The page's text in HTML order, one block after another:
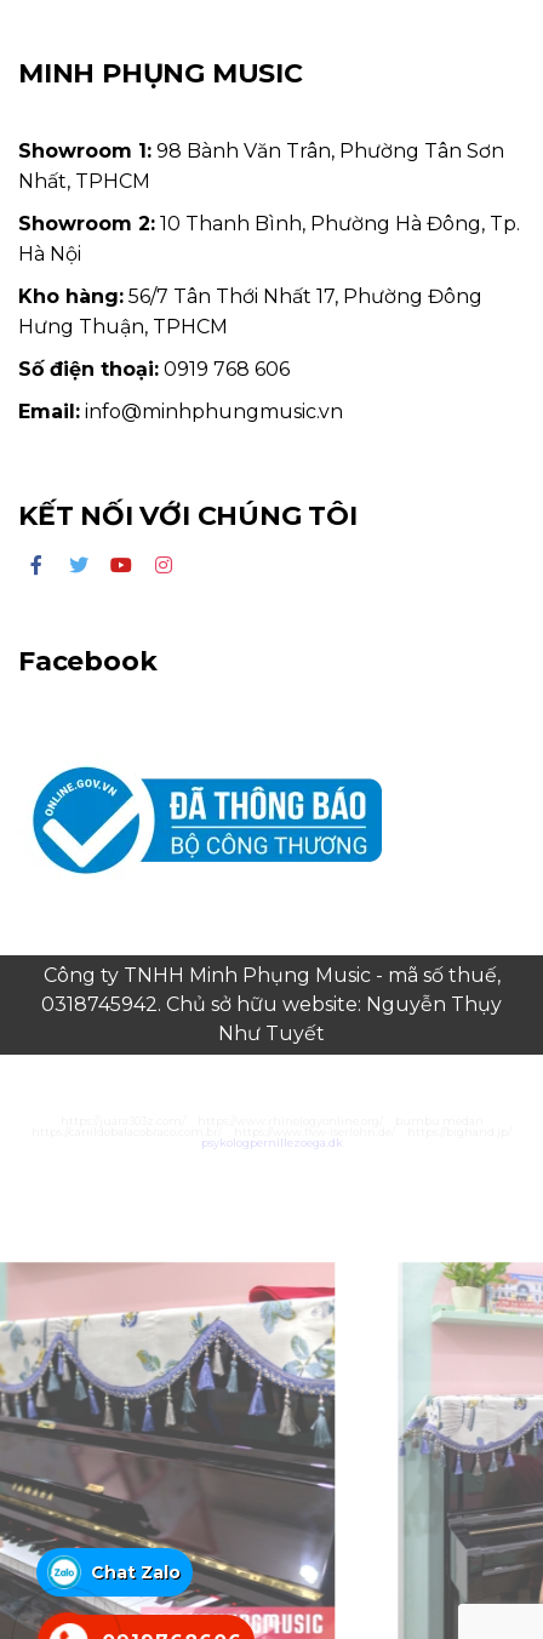
MINH PHỤNG MUSIC
Showroom 1: 98 Bành Văn Trân, Phường Tân Sơn
Nhất, TPHCM
Showroom 2: 10 Thanh Bình, Phường Hà Đông, Tp.
Hà Nội
Kho hàng: 56/7 Tân Thới Nhất 17, Phường Đông
Hưng Thuận, TPHCM
Số điện thoại: 0919 768 606
Email: info@minhphungmusic.vn
KẾT NỐI VỚI CHÚNG TÔI
Facebook
Công ty TNHH Minh Phụng Music - mã số thuế,
0318745942. Chủ sở hữu website: Nguyễn Thụy
Như Tuyết
Chat Zalo
psykologpernillezoega.dk